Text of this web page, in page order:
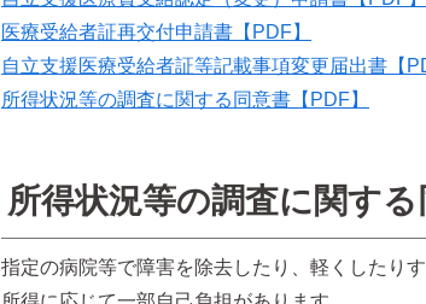
医療受給者証再交付申請書【PDF】
自立支援医療受給者証等記載事項変更届出書【
所得状況等の調査に関する同意書【PDF】
所得状況等の調査に関する
指定の病院等で障害を除去したり、軽くしたり